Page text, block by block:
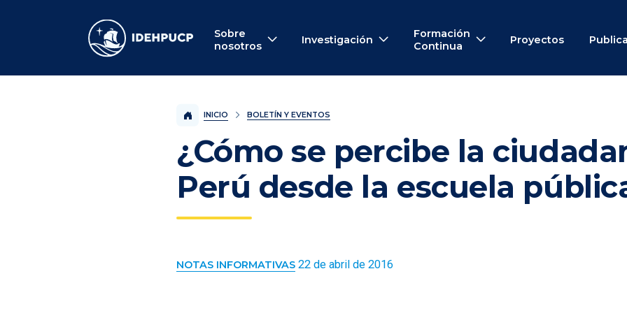
IDEHPUCP
Sobre
nosotros
Investigación
Formación
Continua
Proyectos
INICIO BOLETÍN Y EVENTOS
¿Cómo se percibe la
Perú desde la escuela
NOTAS INFORMATIVAS 22 de abril de 2016